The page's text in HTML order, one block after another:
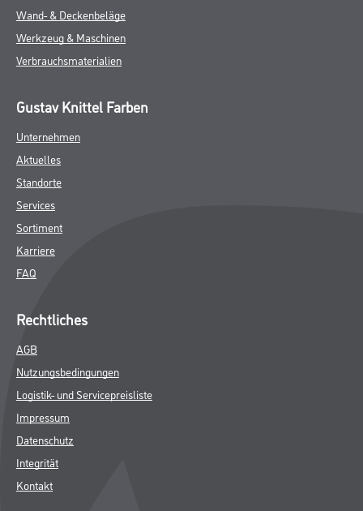
Wand- & Deckenbeläge
Werkzeug & Maschinen
Verbrauchsmaterialien
Gustav Knittel Farben
Unternehmen
Aktuelles
Standorte
Services
Sortiment
Karriere
FAQ
Rechtliches
AGB
Nutzungsbedingungen
Logistik- und Servicepreisliste
Impressum
Datenschutz
Integrität
Kontakt